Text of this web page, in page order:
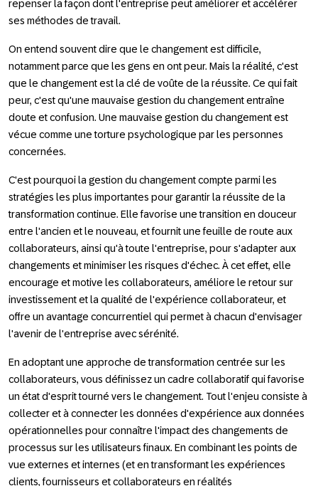
repenser la façon dont l'entreprise peut améliorer et accélérer
ses méthodes de travail.
On entend souvent dire que le changement est difficile,
notamment parce que les gens en ont peur. Mais la réalité, c'est
que le changement est la clé de voûte de la réussite. Ce qui fait
peur, c'est qu'une mauvaise gestion du changement entraîne
doute et confusion. Une mauvaise gestion du changement est
vécue comme une torture psychologique par les personnes
concernées.
C'est pourquoi la gestion du changement compte parmi les
stratégies les plus importantes pour garantir la réussite de la
transformation continue. Elle favorise une transition en douceur
entre l'ancien et le nouveau, et fournit une feuille de route aux
collaborateurs, ainsi qu'à toute l'entreprise, pour s'adapter aux
changements et minimiser les risques d'échec. À cet effet, elle
encourage et motive les collaborateurs, améliore le retour sur
investissement et la qualité de l'expérience collaborateur, et
offre un avantage concurrentiel qui permet à chacun d'envisager
l'avenir de l'entreprise avec sérénité.
En adoptant une approche de transformation centrée sur les
collaborateurs, vous définissez un cadre collaboratif qui favorise
un état d'esprit tourné vers le changement. Tout l'enjeu consiste à
collecter et à connecter les données d'expérience aux données
opérationnelles pour connaître l'impact des changements de
processus sur les utilisateurs finaux. En combinant les points de
vue externes et internes (et en transformant les expériences
clients, fournisseurs et collaborateurs en réalités